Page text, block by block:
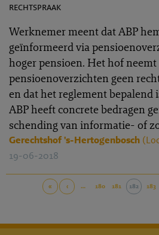
rechtspraak
Werknemer meent dat ABP
geïnformeerd via
hoger pensioen. Het hof
pensioenoverzichten geen
en dat het reglement bepalend
ABP heeft concrete bedragen
schending van informatie- of
Gerechtshof 's-Hertogenbosch
19-06-2018
« ‹ … 180 181 182 183